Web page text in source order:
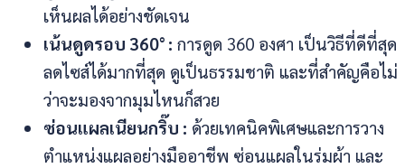
เห็นผลได้อย่างชัดเจน
เน้นดูดรอบ 360° : การดูด 360 องศา เป็นวิธีที่ดีที่สุด
ลดไซส์ได้มากที่สุด ดูเป็นธรรมชาติ และที่สำคัญคือไม่
ว่าจะมองจากมุมไหนก็สวย
ซ่อนแผลเนียนกริ๊บ : ด้วยเทคนิคพิเศษและการวาง
ตำแหน่งแผลอย่างมืออาชีพ ซ่อนแผลในร่มผ้า และ